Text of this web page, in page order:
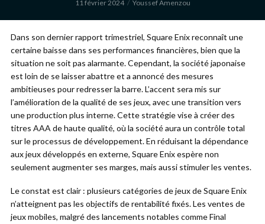
11 février 2024 Youssef Amenzou
Dans son dernier rapport trimestriel, Square Enix reconnaît une
certaine baisse dans ses performances financières, bien que la
situation ne soit pas alarmante. Cependant, la société japonaise
est loin de se laisser abattre et a annoncé des mesures
ambitieuses pour redresser la barre. L’accent sera mis sur
l’amélioration de la qualité de ses jeux, avec une transition vers
une production plus interne. Cette stratégie vise à créer des
titres AAA de haute qualité, où la société aura un contrôle total
sur le processus de développement. En réduisant la dépendance
aux jeux développés en externe, Square Enix espère non
seulement augmenter ses marges, mais aussi stimuler les ventes.
Le constat est clair : plusieurs catégories de jeux de Square Enix
n’atteignent pas les objectifs de rentabilité fixés. Les ventes de
jeux mobiles, malgré des lancements notables comme Final